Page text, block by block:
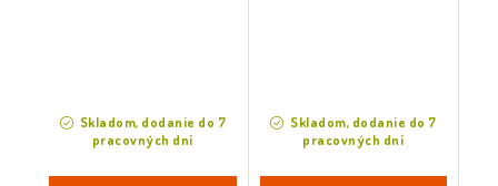
Skladom, dodanie do 7
pracovných dní
Skladom, dodanie do 7
pracovných dní